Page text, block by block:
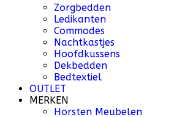
Zorgbedden
Ledikanten
Commodes
Nachtkastjes
Hoofdkussens
Dekbedden
Bedtextiel
OUTLET
MERKEN
Horsten Meubelen